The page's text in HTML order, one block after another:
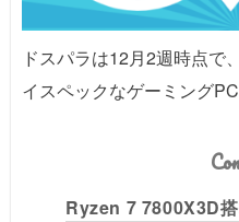
ドスパラは12月2週時点で
イスペックなゲーミング
Ryzen 7 7800X3D